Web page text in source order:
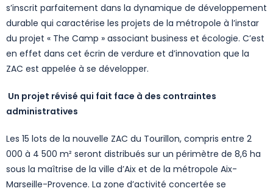
s’inscrit parfaitement dans la dynamique de développement
durable qui caractérise les projets de la métropole à l’instar
du projet « The Camp » associant business et écologie. C’est
en effet dans cet écrin de verdure et d’innovation que la
ZAC est appelée à se développer.
Un projet révisé qui fait face à des contraintes
administratives
Les 15 lots de la nouvelle ZAC du Tourillon, compris entre 2
000 à 4 500 m² seront distribués sur un périmètre de 8,6 ha
sous la maîtrise de la ville d’Aix et de la métropole Aix-
Marseille-Provence. La zone d’activité concertée se